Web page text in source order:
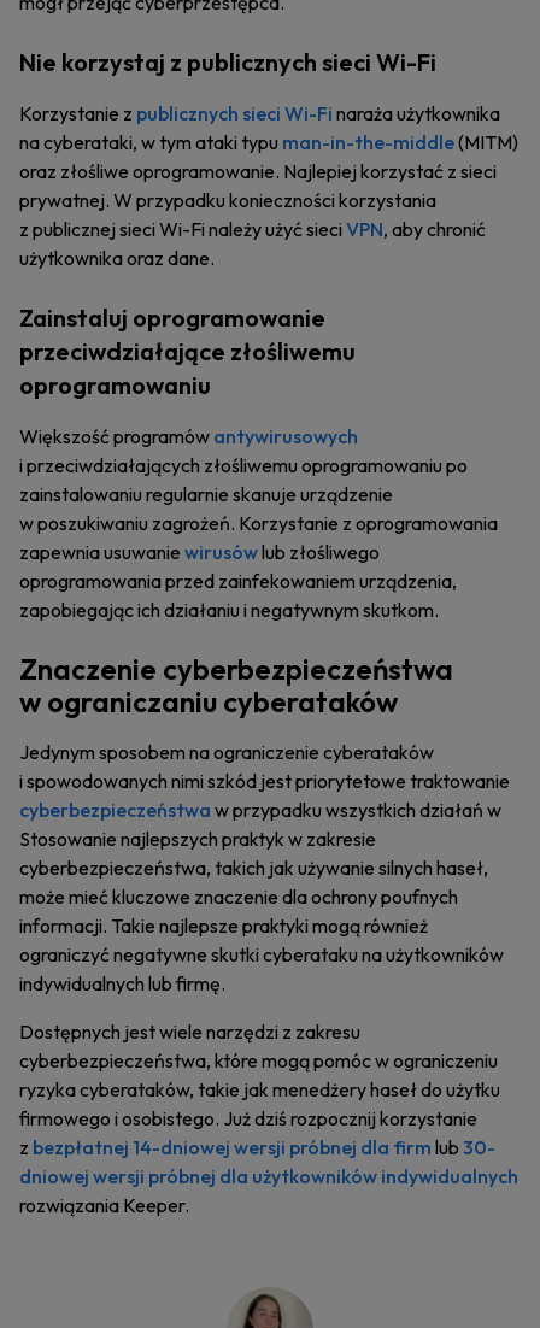
Nie korzystaj z publicznych sieci Wi-Fi
Korzystanie z publicznych sieci Wi-Fi naraża użytkownika
na cyberataki, w tym ataki typu man-in-the-middle(MITM)
oraz złośliwe oprogramowanie. Najlepiej korzystać z sieci
prywatnej. W przypadku konieczności korzystania
z publicznej sieci Wi-Fi należy użyć sieci VPN, aby chronić
użytkownika oraz dane.
Zainstaluj oprogramowanie
przeciwdziałające złośliwemu
oprogramowaniu
Większość programów antywirusowych
i przeciwdziałających złośliwemu oprogramowaniu po
zainstalowaniu regularnie skanuje urządzenie
w poszukiwaniu zagrożeń. Korzystanie z oprogramowania
zapewnia usuwanie wirusówlub złośliwego
oprogramowania przed zainfekowaniem urządzenia,
zapobiegając ich działaniu i negatywnym skutkom.
Znaczenie cyberbezpieczeństwa
w ograniczaniu cyberataków
Jedynym sposobem na ograniczenie cyberataków
i spowodowanych nimi szkód jest priorytetowe traktowanie
cyberbezpieczeństwa w przypadku wszystkich działań w
Stosowanie najlepszych praktyk w zakresie
cyberbezpieczeństwa, takich jak używanie silnych haseł,
może mieć kluczowe znaczenie dla ochrony poufnych
informacji. Takie najlepsze praktyki mogą również
ograniczyć negatywne skutki cyberataku na użytkowników
indywidualnych lub firmę.
Dostępnych jest wiele narzędzi z zakresu
cyberbezpieczeństwa, które mogą pomóc w ograniczeniu
ryzyka cyberataków, takie jak menedżery haseł do użytku
firmowego i osobistego. Już dziś rozpocznij korzystanie
z bezpłatnej 14-dniowej wersji próbnej dla firm lub 30-
dniowej wersji próbnej dla użytkowników indywidualnych
rozwiązania Keeper.